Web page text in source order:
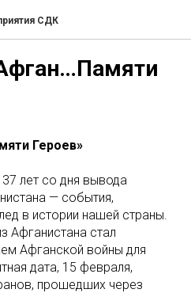
СДК
Героев»
лет со дня вывода
— события,
в истории нашей страны.
Афганистана стал
Афганской войны для
дата, 15 февраля,
прошедших через